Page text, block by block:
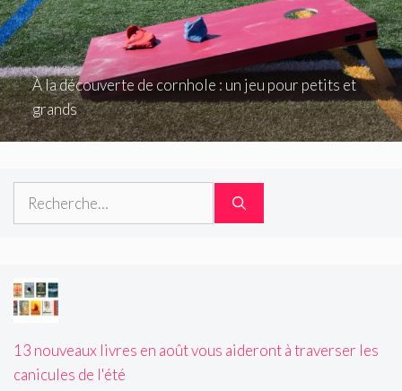
À la découverte de cornhole : un jeu pour petits et
grands
Rechercher :
13 nouveaux livres en août vous aideront à traverser les
canicules de l'été